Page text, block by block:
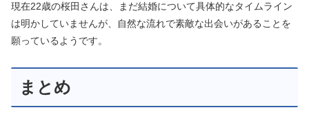
現在22歳の桜田さんは、まだ結婚について具体的なタイムライン
は明かしていませんが、自然な流れで素敵な出会いがあることを
願っているようです。
まとめ